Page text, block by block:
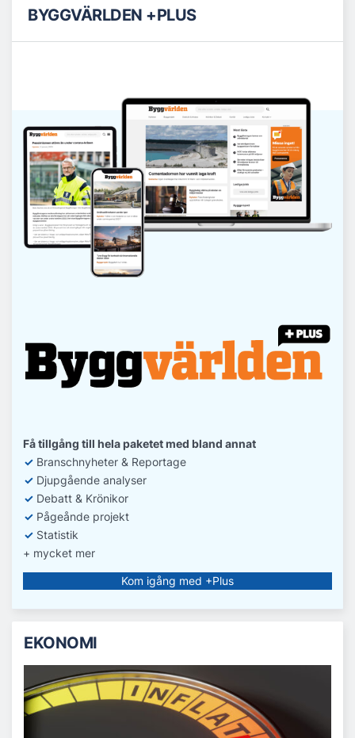
BYGGVÄRLDEN +PLUS
Få tillgång till hela paketet med bland annat
✓ Branschnyheter & Reportage
✓ Djupgående analyser
✓ Debatt & Krönikor
✓ Pågeånde projekt
✓ Statistik
+ mycket mer
Kom igång med +Plus
EKONOMI